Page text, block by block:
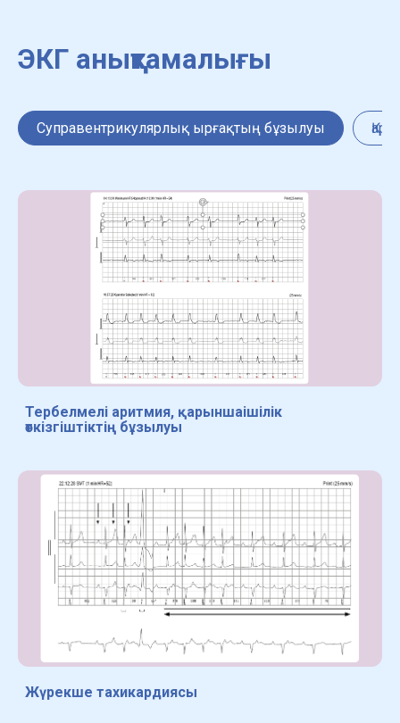
ЭКГ анықтамалығы
Суправентрикулярлық ырғақтың бұзылуы
Тербелмелі аритмия, қарыншаішілік
өткізгіштіктің бұзылуы
Жүрекше тахикардиясы